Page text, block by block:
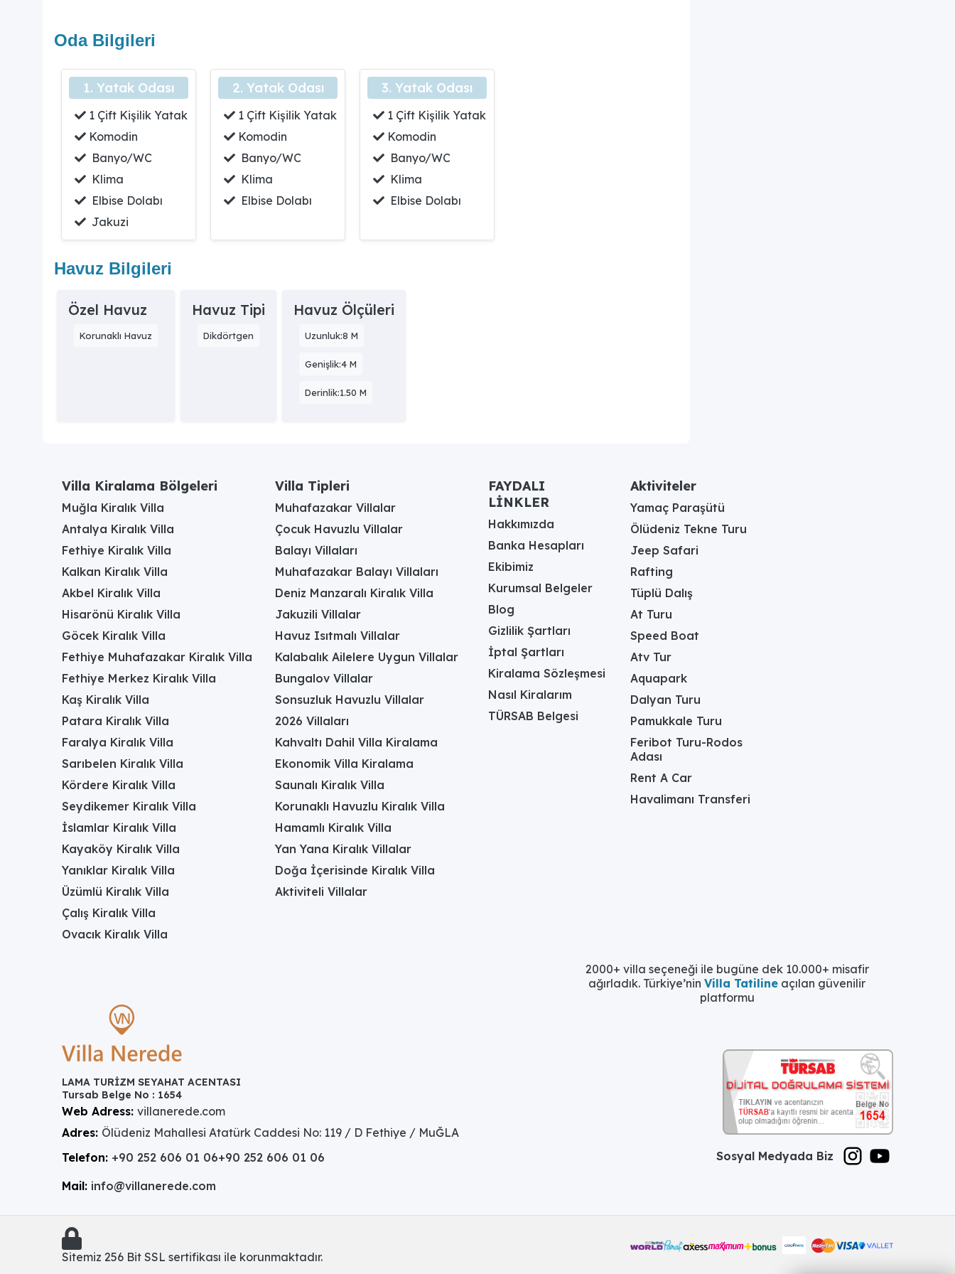
Oda Bilgileri
1. Yatak Odası
1 Çift Kişilik Yatak
Komodin
Banyo/WC
Klima
Elbise Dolabı
Jakuzi
2. Yatak Odası
1 Çift Kişilik Yatak
Komodin
Banyo/WC
Klima
Elbise Dolabı
3. Yatak Odası
1 Çift Kişilik Yatak
Komodin
Banyo/WC
Klima
Elbise Dolabı
Havuz Bilgileri
Özel Havuz
Korunaklı Havuz
Havuz Tipi
Dikdörtgen
Havuz Ölçüleri
Uzunluk:8 M
Genişlik:4 M
Derinlik:1.50 M
Villa Kiralama Bölgeleri
Muğla Kiralık Villa
Antalya Kiralık Villa
Fethiye Kiralık Villa
Kalkan Kiralık Villa
Akbel Kiralık Villa
Hisarönü Kiralık Villa
Göcek Kiralık Villa
Fethiye Muhafazakar Kiralık Villa
Fethiye Merkez Kiralık Villa
Kaş Kiralık Villa
Patara Kiralık Villa
Faralya Kiralık Villa
Sarıbelen Kiralık Villa
Kördere Kiralık Villa
Seydikemer Kiralık Villa
İslamlar Kiralık Villa
Kayaköy Kiralık Villa
Yanıklar Kiralık Villa
Üzümlü Kiralık Villa
Çalış Kiralık Villa
Ovacık Kiralık Villa
Villa Tipleri
Muhafazakar Villalar
Çocuk Havuzlu Villalar
Balayı Villaları
Muhafazakar Balayı Villaları
Deniz Manzaralı Kiralık Villa
Jakuzili Villalar
Havuz Isıtmalı Villalar
Kalabalık Ailelere Uygun Villalar
Bungalov Villalar
Sonsuzluk Havuzlu Villalar
2026 Villaları
Kahvaltı Dahil Villa Kiralama
Ekonomik Villa Kiralama
Saunalı Kiralık Villa
Korunaklı Havuzlu Kiralık Villa
Hamamlı Kiralık Villa
Yan Yana Kiralık Villalar
Doğa İçerisinde Kiralık Villa
Aktiviteli Villalar
FAYDALI
LİNKLER
Hakkımızda
Banka Hesapları
Ekibimiz
Kurumsal Belgeler
Blog
Gizlilik Şartları
İptal Şartları
Kiralama Sözleşmesi
Nasıl Kiralarım
TÜRSAB Belgesi
Aktiviteler
Yamaç Paraşütü
Ölüdeniz Tekne Turu
Jeep Safari
Rafting
Tüplü Dalış
At Turu
Speed Boat
Atv Tur
Aquapark
Dalyan Turu
Pamukkale Turu
Feribot Turu-Rodos
Adası
Rent A Car
Havalimanı Transferi
2000+ villa seçeneği ile bugüne dek 10.000+ misafir
ağırladık. Türkiye’nin Villa Tatiline açılan güvenilir
platformu
LAMA TURİZM SEYAHAT ACENTASI
Tursab Belge No : 1654
Web Adress: villanerede.com
Adres: Ölüdeniz Mahallesi Atatürk Caddesi No: 119 / D Fethiye / MuĞLA
Telefon: +90 252 606 01 06+90 252 606 01 06
Mail: info@villanerede.com
Sosyal Medyada Biz
Sitemiz 256 Bit SSL sertifikası ile korunmaktadır.